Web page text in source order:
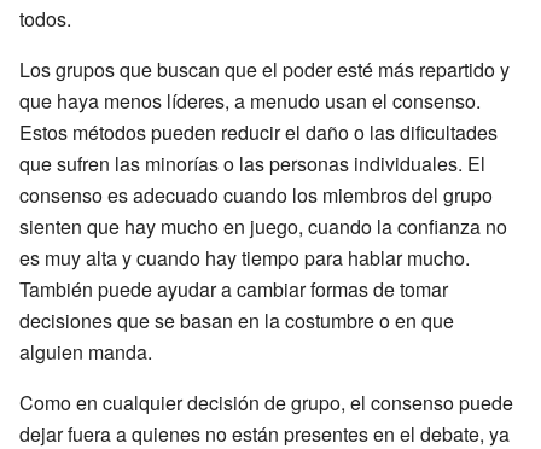
todos.
Los grupos que buscan que el poder esté más repartido y
que haya menos líderes, a menudo usan el consenso.
Estos métodos pueden reducir el daño o las dificultades
que sufren las minorías o las personas individuales. El
consenso es adecuado cuando los miembros del grupo
sienten que hay mucho en juego, cuando la confianza no
es muy alta y cuando hay tiempo para hablar mucho.
También puede ayudar a cambiar formas de tomar
decisiones que se basan en la costumbre o en que
alguien manda.
Como en cualquier decisión de grupo, el consenso puede
dejar fuera a quienes no están presentes en el debate, ya